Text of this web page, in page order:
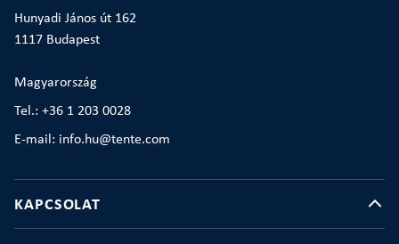
Hunyadi János út 162
1117 Budapest
Magyarország
Tel.: +36 1 203 0028
E-mail: info.hu@tente.com
KAPCSOLAT